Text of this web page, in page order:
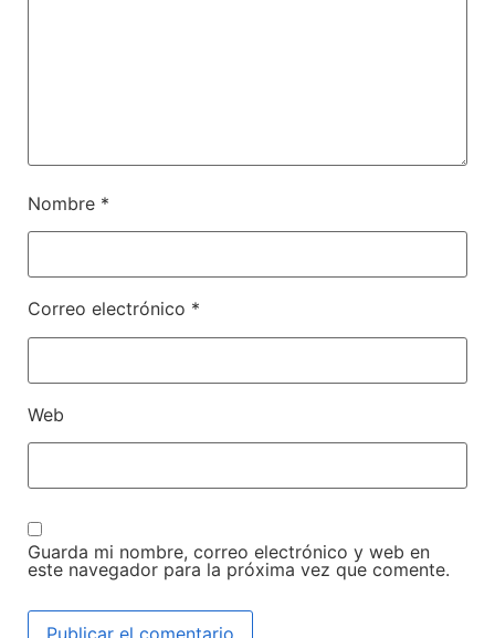
Nombre *
Correo electrónico *
Web
Guarda mi nombre, correo electrónico y web en
este navegador para la próxima vez que comente.